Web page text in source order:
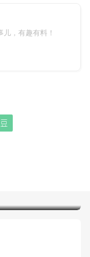
，有趣有料！

新品手袋 26c
灰 mini麂皮抽繩